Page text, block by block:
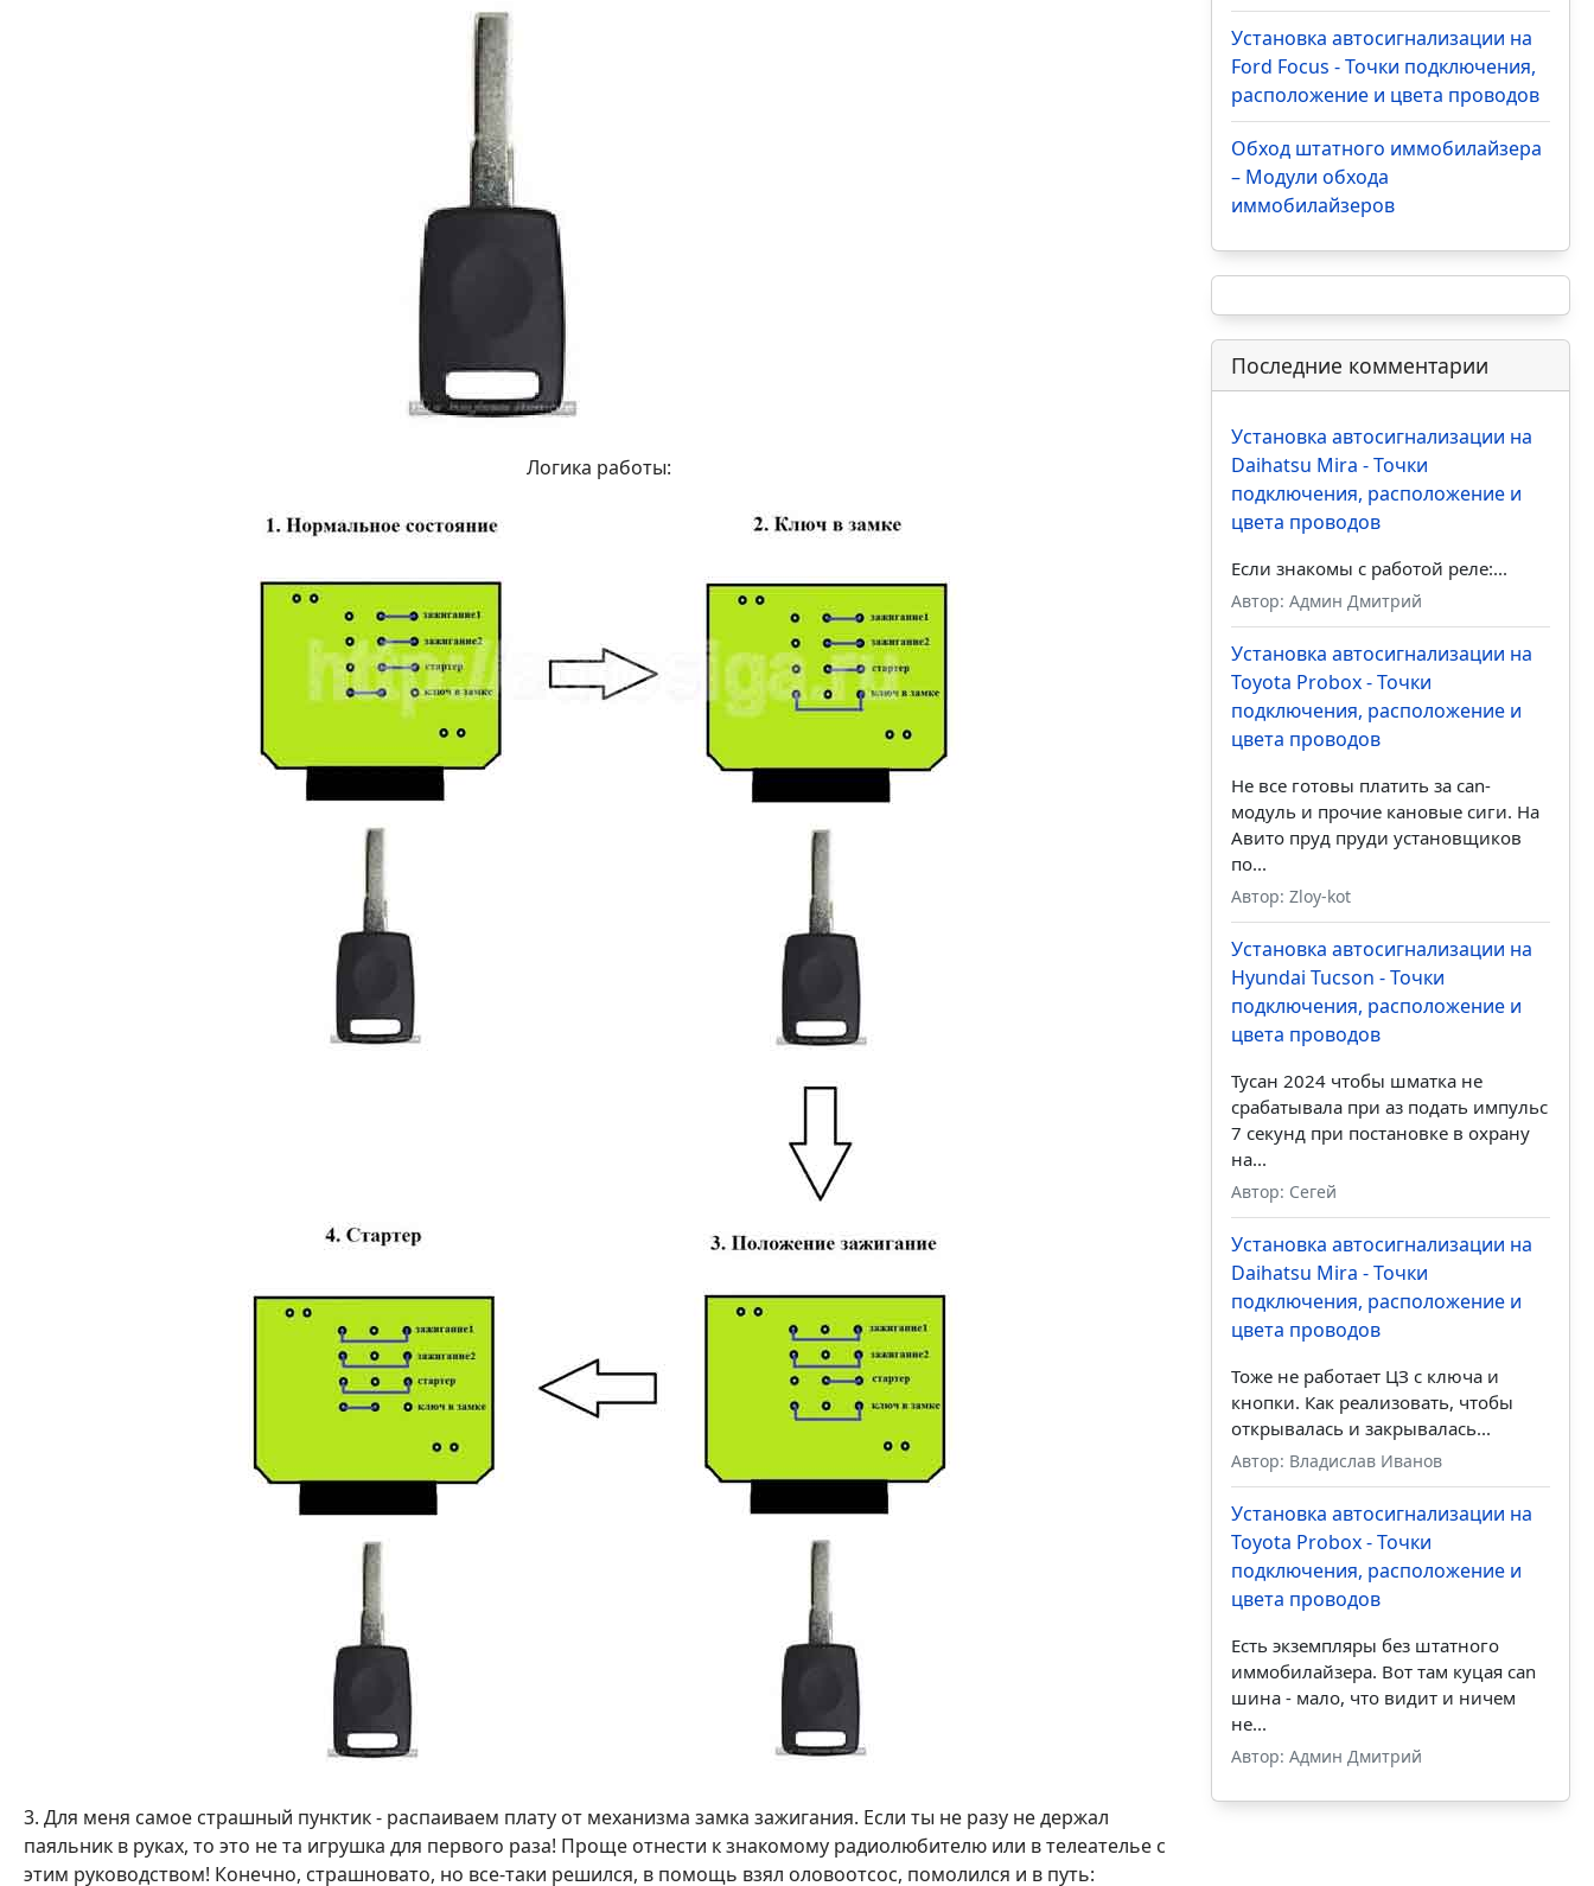
Логика работы:
3. Для меня самое страшный пунктик - распаиваем плату от механизма замка зажигания. Если ты не разу не держал
паяльник в руках, то это не та игрушка для первого раза! Проще отнести к знакомому радиолюбителю или в телеателье с
этим руководством! Конечно, страшновато, но все-таки решился, в помощь взял оловоотсос, помолился и в путь:
Установка автосигнализации на
Ford Focus - Точки подключения,
расположение и цвета проводов
Обход штатного иммобилайзера
– Модули обхода
иммобилайзеров
Последние комментарии
Установка автосигнализации на
Daihatsu Mira - Точки
подключения, расположение и
цвета проводов
Если знакомы с работой реле:...
Автор: Админ Дмитрий
Установка автосигнализации на
Toyota Probox - Точки
подключения, расположение и
цвета проводов
Не все готовы платить за can-
модуль и прочие кановые сиги. На
Авито пруд пруди установщиков
по...
Автор: Zloy-kot
Установка автосигнализации на
Hyundai Tucson - Точки
подключения, расположение и
цвета проводов
Тусан 2024 чтобы шматка не
срабатывала при аз подать импульс
7 секунд при постановке в охрану
на...
Автор: Сегей
Установка автосигнализации на
Daihatsu Mira - Точки
подключения, расположение и
цвета проводов
Тоже не работает ЦЗ с ключа и
кнопки. Как реализовать, чтобы
открывалась и закрывалась...
Автор: Владислав Иванов
Установка автосигнализации на
Toyota Probox - Точки
подключения, расположение и
цвета проводов
Есть экземпляры без штатного
иммобилайзера. Вот там куцая can
шина - мало, что видит и ничем
не...
Автор: Админ Дмитрий